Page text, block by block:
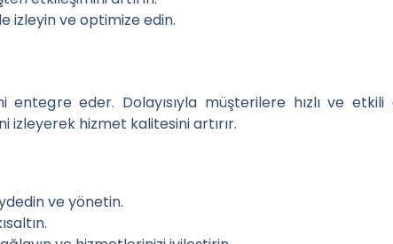
(Çatışması): Her İkisini Nasıl Dengelersiniz
izleyin ve optimize edin.
entegre eder. Dolayısıyla müşterilere hızlı ve etkili
izleyerek hizmet kalitesini artırır.
ve yönetin.